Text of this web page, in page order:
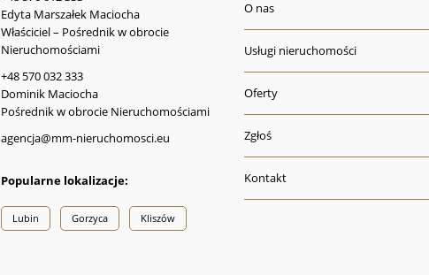
Edyta Marszałek Maciocha
Właściciel – Pośrednik w obrocie
Nieruchomościami
+48 570 032 333
Dominik Maciocha
Pośrednik w obrocie Nieruchomościami
agencja@mm-nieruchomosci.eu
Popularne lokalizacje:
Lubin Gorzyca Kliszów
O nas
Usługi nieruchomości
Oferty
Zgłoś
Kontakt